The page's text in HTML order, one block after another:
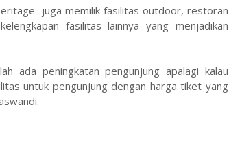
juga memilik fasilitas outdoor, restoran
fasilitas lainnya yang menjadikan
ada peningkatan pengunjung apalagi kalau
untuk pengunjung dengan harga tiket yang